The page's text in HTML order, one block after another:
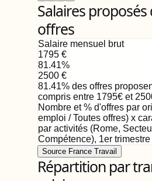
Salaires proposés
offres
Salaire mensuel brut
1795 €
81.41%
2500 €
81.41% des offres
compris entre 1795€ et
Nombre et % d'offres par
emploi / Toutes offres) x
par activités (Rome,
Compétence), 1er
Source France Travail
Répartition par